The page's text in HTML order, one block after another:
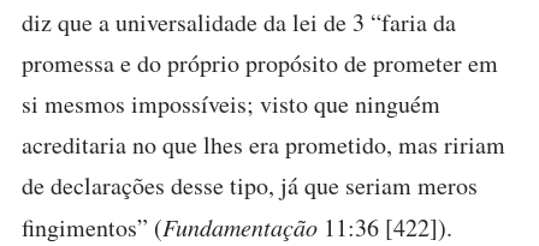
diz que a universalidade da lei de 3 “faria da
promessa e do próprio propósito de prometer em
si mesmos impossíveis; visto que ninguém
acreditaria no que lhes era prometido, mas ririam
de declarações desse tipo, já que seriam meros
fingimentos” (Fundamentação 11:36 [422]).